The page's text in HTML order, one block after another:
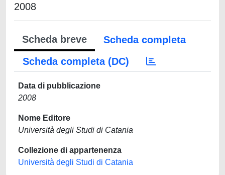
2008
Scheda breve
Scheda completa
Scheda completa (DC)
Data di pubblicazione
2008
Nome Editore
Università degli Studi di Catania
Collezione di appartenenza
Università degli Studi di Catania